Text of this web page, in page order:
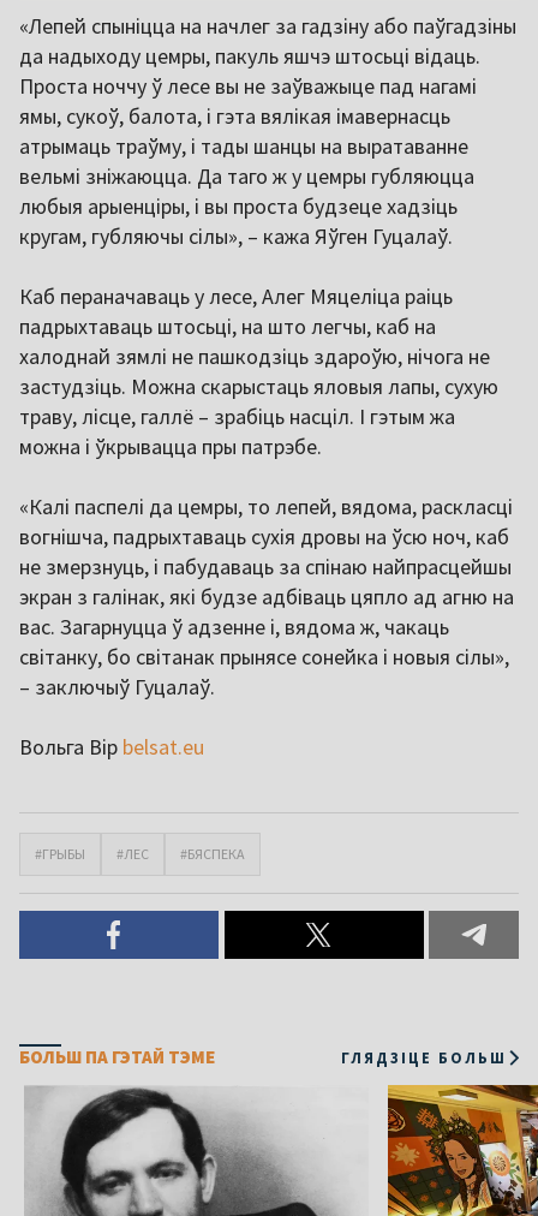
«Лепей спыніцца на начлег за гадзіну або паўгадзіны
да надыходу цемры, пакуль яшчэ штосьці відаць.
Проста ноччу ў лесе вы не заўважыце пад нагамі
ямы, сукоў, балота, і гэта вялікая імавернасць
атрымаць траўму, і тады шанцы на выратаванне
вельмі зніжаюцца. Да таго ж у цемры губляюцца
любыя арыенціры, і вы проста будзеце хадзіць
кругам, губляючы сілы», – кажа Яўген Гуцалаў.
Каб пераначаваць у лесе, Алег Мяцеліца раіць
падрыхтаваць штосьці, на што легчы, каб на
халоднай зямлі не пашкодзіць здароўю, нічога не
застудзіць. Можна скарыстаць яловыя лапы, сухую
траву, лісце, галлё – зрабіць насціл. І гэтым жа
можна і ўкрывацца пры патрэбе.
«Калі паспелі да цемры, то лепей, вядома, раскласці
вогнішча, падрыхтаваць сухія дровы на ўсю ноч, каб
не змерзнуць, і пабудаваць за спінаю найпрасцейшы
экран з галінак, які будзе адбіваць цяпло ад агню на
вас. Загарнуцца ў адзенне і, вядома ж, чакаць
світанку, бо світанак прынясе сонейка і новыя сілы»,
– заключыў Гуцалаў.
Вольга Вір belsat.eu
#ГРЫБЫ #ЛЕС #БЯСПЕКА
БОЛЬШ ПА ГЭТАЙ ТЭМЕ ГЛЯДЗІЦЕ БОЛЬШ